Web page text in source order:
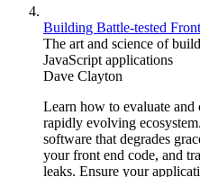
Building Battle-tested
The art and science of
JavaScript applications
Dave Clayton
Learn how to evaluate
rapidly evolving
software that degrades
your front end code, and
leaks. Ensure your